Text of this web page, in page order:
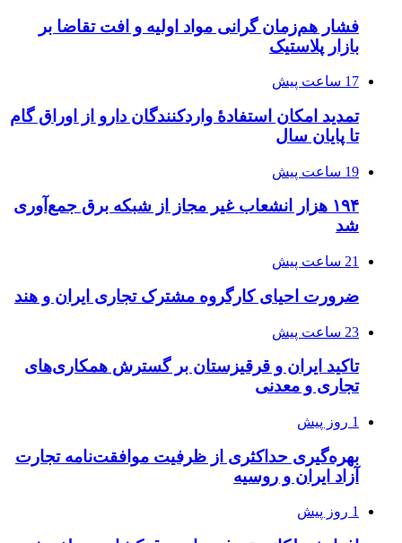
فشار هم‌زمان گرانی مواد اولیه و افت تقاضا بر
بازار پلاستیک
17 ساعت پیش
تمدید امکان استفادۀ واردکنندگان دارو از اوراق گام
تا پایان سال
19 ساعت پیش
۱۹۴ هزار انشعاب غیر مجاز از شبکه برق جمع‌آوری
شد
21 ساعت پیش
ضرورت احیای کارگروه مشترک تجاری ایران و هند
23 ساعت پیش
تاکید ایران و قرقیزستان بر گسترش همکاری‌های
تجاری و معدنی
1 روز پیش
بهره‌گیری حداکثری از ظرفیت موافقت‌نامه تجارت
آزاد ایران و روسیه
1 روز پیش